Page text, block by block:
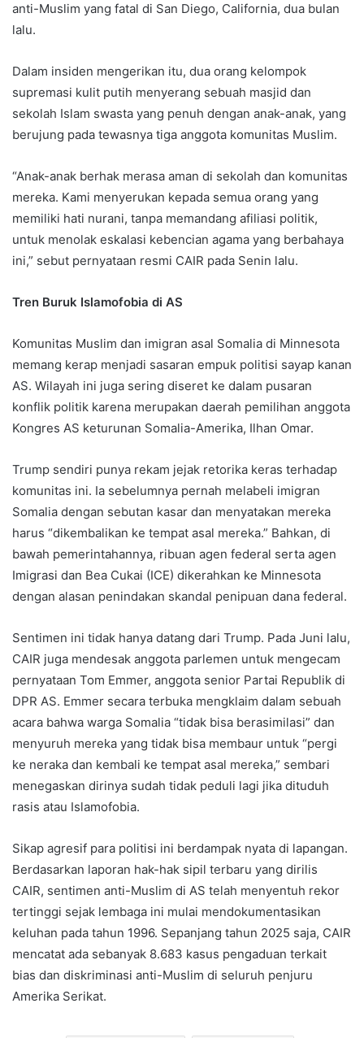
anti-Muslim yang fatal di San Diego, California, dua bulan
lalu.
Dalam insiden mengerikan itu, dua orang kelompok
supremasi kulit putih menyerang sebuah masjid dan
sekolah Islam swasta yang penuh dengan anak-anak, yang
berujung pada tewasnya tiga anggota komunitas Muslim.
“Anak-anak berhak merasa aman di sekolah dan komunitas
mereka. Kami menyerukan kepada semua orang yang
memiliki hati nurani, tanpa memandang afiliasi politik,
untuk menolak eskalasi kebencian agama yang berbahaya
ini,” sebut pernyataan resmi CAIR pada Senin lalu.
Tren Buruk Islamofobia di AS
Komunitas Muslim dan imigran asal Somalia di Minnesota
memang kerap menjadi sasaran empuk politisi sayap kanan
AS. Wilayah ini juga sering diseret ke dalam pusaran
konflik politik karena merupakan daerah pemilihan anggota
Kongres AS keturunan Somalia-Amerika, Ilhan Omar.
Trump sendiri punya rekam jejak retorika keras terhadap
komunitas ini. Ia sebelumnya pernah melabeli imigran
Somalia dengan sebutan kasar dan menyatakan mereka
harus “dikembalikan ke tempat asal mereka.” Bahkan, di
bawah pemerintahannya, ribuan agen federal serta agen
Imigrasi dan Bea Cukai (ICE) dikerahkan ke Minnesota
dengan alasan penindakan skandal penipuan dana federal.
Sentimen ini tidak hanya datang dari Trump. Pada Juni lalu,
CAIR juga mendesak anggota parlemen untuk mengecam
pernyataan Tom Emmer, anggota senior Partai Republik di
DPR AS. Emmer secara terbuka mengklaim dalam sebuah
acara bahwa warga Somalia “tidak bisa berasimilasi” dan
menyuruh mereka yang tidak bisa membaur untuk “pergi
ke neraka dan kembali ke tempat asal mereka,” sembari
menegaskan dirinya sudah tidak peduli lagi jika dituduh
rasis atau Islamofobia.
Sikap agresif para politisi ini berdampak nyata di lapangan.
Berdasarkan laporan hak-hak sipil terbaru yang dirilis
CAIR, sentimen anti-Muslim di AS telah menyentuh rekor
tertinggi sejak lembaga ini mulai mendokumentasikan
keluhan pada tahun 1996. Sepanjang tahun 2025 saja, CAIR
mencatat ada sebanyak 8.683 kasus pengaduan terkait
bias dan diskriminasi anti-Muslim di seluruh penjuru
Amerika Serikat.